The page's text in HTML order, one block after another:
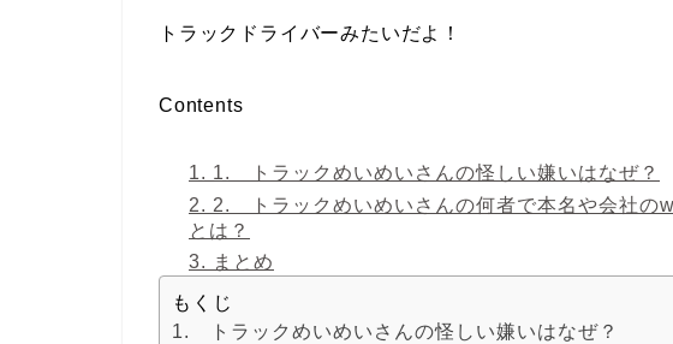
トラックドライバーみたいだよ！
Contents
1. 1. トラックめいめいさんの怪しい嫌いはなぜ？
2. 2. トラックめいめいさんの何者で本名や会社の
とは？
3. まとめ
もくじ
1. トラックめいめいさんの怪しい嫌いはなぜ？